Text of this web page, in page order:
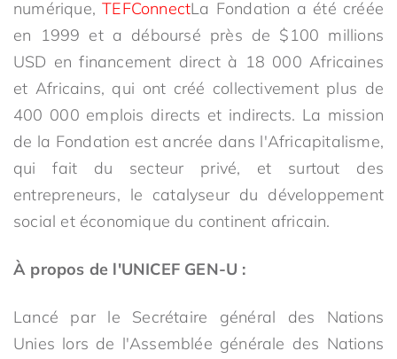
numérique,TEFConnectLa Fondation a été créée
en 1999 et a déboursé près de $100 millions
USD en financement direct à 18 000 Africaines
et Africains, qui ont créé collectivement plus de
400 000 emplois directs et indirects. La mission
de la Fondation est ancrée dans l'Africapitalisme,
qui fait du secteur privé, et surtout des
entrepreneurs, le catalyseur du développement
social et économique du continent africain.
À propos de l'UNICEF GEN-U :
Lancé par le Secrétaire général des Nations
Unies lors de l'Assemblée générale des Nations